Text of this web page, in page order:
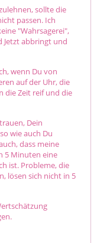
sollte die
passen. Ich
"Wahrsagerei",
Jetzt abbringt und
wenn Du von
auf der Uhr, die
die Zeit reif und die
Dein
wie auch Du
dass meine
5 Minuten eine
ist. Probleme, die
lösen sich nicht in 5